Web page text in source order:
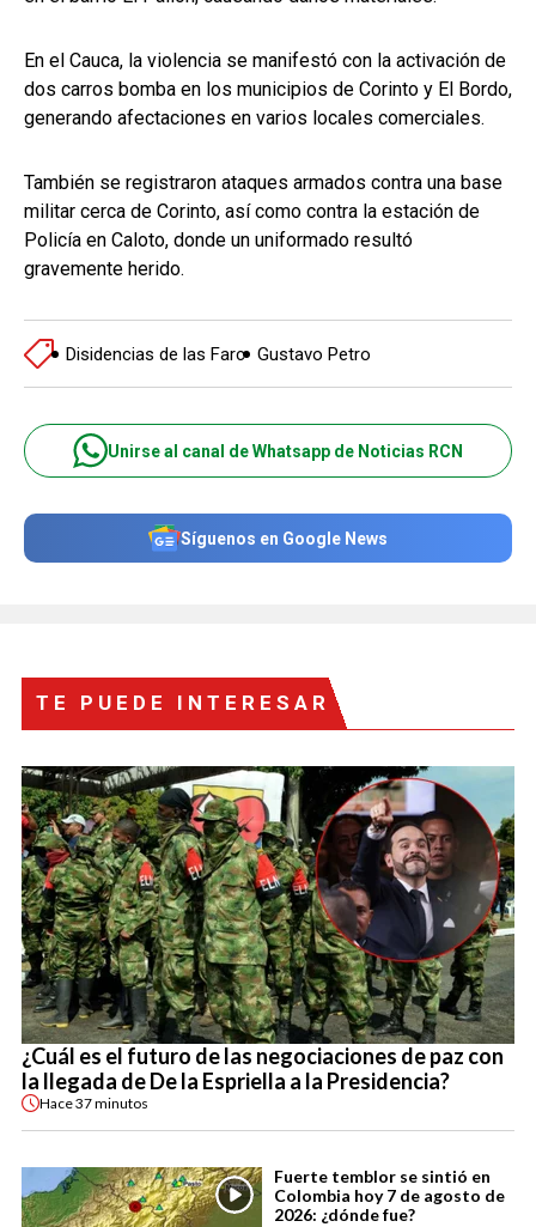
En el Cauca, la violencia se manifestó con la activación de
dos carros bomba en los municipios de Corinto y El Bordo,
generando afectaciones en varios locales comerciales.
También se registraron ataques armados contra una base
militar cerca de Corinto, así como contra la estación de
Policía en Caloto, donde un uniformado resultó
gravemente herido.
Disidencias de las Farc Gustavo Petro
Unirse al canal de Whatsapp de Noticias RCN
Síguenos en Google News
TE PUEDE INTERESAR
¿Cuál es el futuro de las negociaciones de paz con
la llegada de De la Espriella a la Presidencia?
Hace37 minutos
Fuerte temblor se sintió en
Colombia hoy 7 de agosto de
2026: ¿dónde fue?